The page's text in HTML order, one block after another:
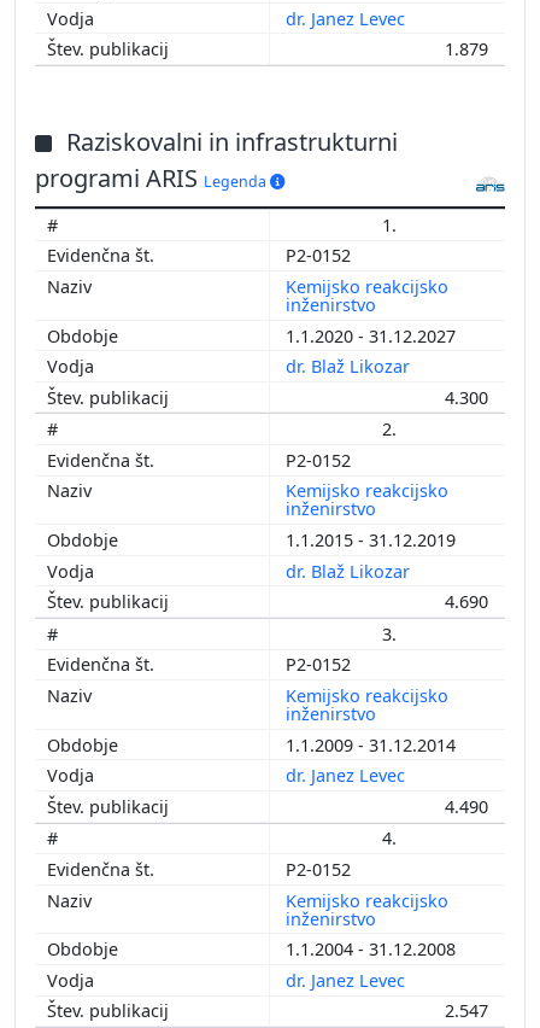
dr. Janez Levec
1.879
Raziskovalni in infrastrukturni
programi ARIS Legenda
1.
P2-0152
Kemijsko reakcijsko
inženirstvo
1.1.2020 - 31.12.2027
dr. Blaž Likozar
4.300
2.
P2-0152
Kemijsko reakcijsko
inženirstvo
1.1.2015 - 31.12.2019
dr. Blaž Likozar
4.690
3.
P2-0152
Kemijsko reakcijsko
inženirstvo
1.1.2009 - 31.12.2014
dr. Janez Levec
4.490
4.
P2-0152
Kemijsko reakcijsko
inženirstvo
1.1.2004 - 31.12.2008
dr. Janez Levec
2.547